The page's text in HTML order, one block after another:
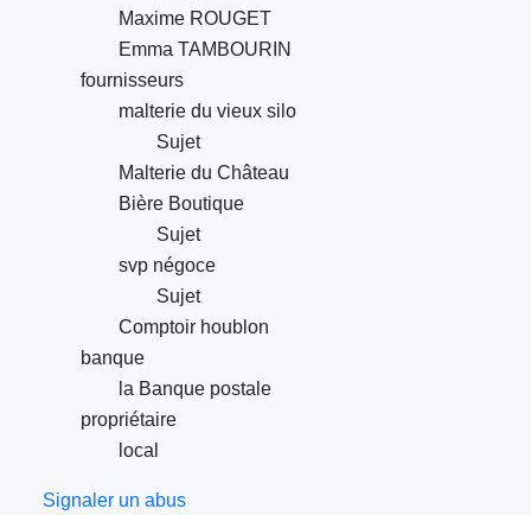
Maxime ROUGET
Emma TAMBOURIN
fournisseurs
malterie du vieux silo
Sujet
Malterie du Château
Bière Boutique
Sujet
svp négoce
Sujet
Comptoir houblon
banque
la Banque postale
propriétaire
local
Signaler un abus